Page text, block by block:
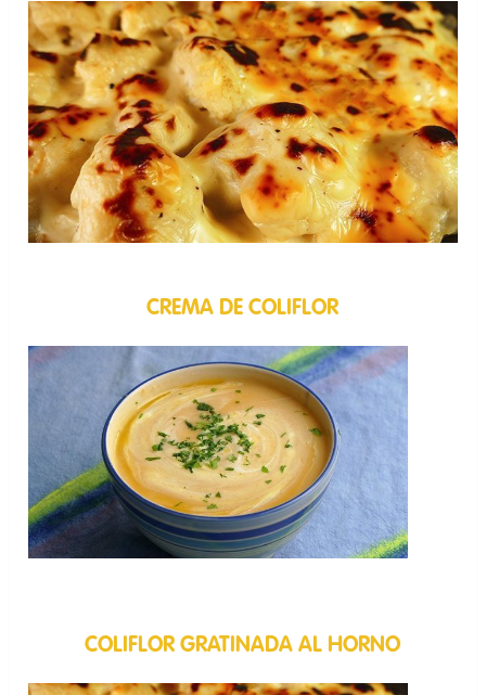
CREMA DE COLIFLOR
COLIFLOR GRATINADA AL HORNO